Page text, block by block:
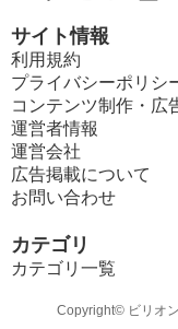
サイト情報
利用規約
プライバシーポリシ
コンテンツ制作・広
運営者情報
運営会社
広告掲載について
お問い合わせ
カテゴリ
カテゴリ一覧
Copyright© ビリオ